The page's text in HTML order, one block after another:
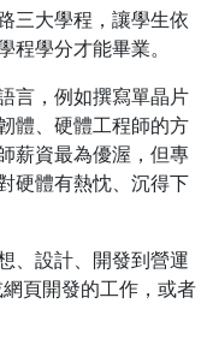
三大學程，讓學生依
學分才能畢業。
言，例如撰寫單晶片
體、硬體工程師的方
薪資最為優渥，但專
硬體有熱忱、沉得下
、設計、開發到營運
頁開發的工作，或者